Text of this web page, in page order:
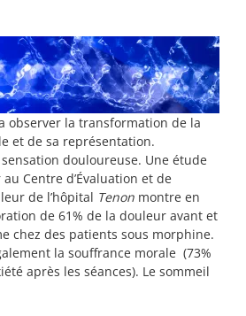
observer la transformation de la
et de sa représentation.
sensation douloureuse. Une étude
Centre d’Évaluation et de
de l’hôpital Tenon montre en
de 61% de la douleur avant et
chez des patients sous morphine.
la souffrance morale (73%
après les séances). Le sommeil